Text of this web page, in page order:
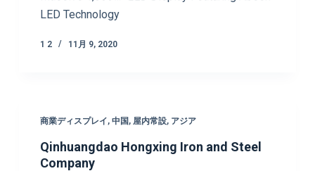
LED Technology
1 2 11月 9, 2020
商業ディスプレイ, 中国, 屋内常設, アジア
Qinhuangdao Hongxing Iron and Steel
Company